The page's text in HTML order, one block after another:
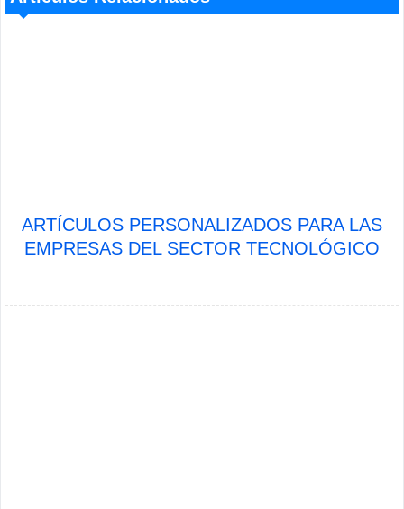
ARTÍCULOS PERSONALIZADOS PARA LAS
EMPRESAS DEL SECTOR TECNOLÓGICO